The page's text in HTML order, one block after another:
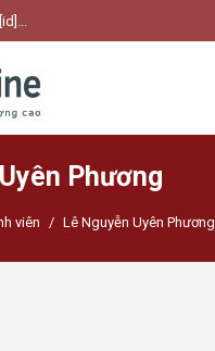
Phương
viên / Lê Nguyễn Uyên Phương